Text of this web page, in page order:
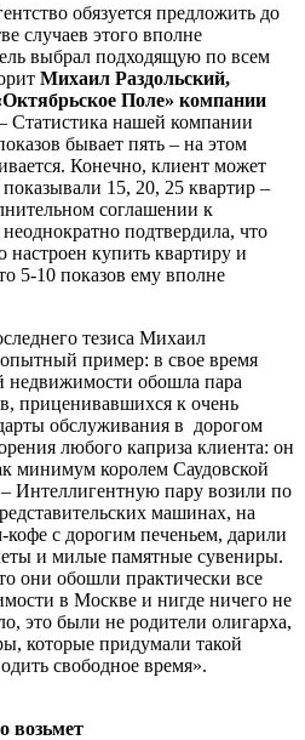
обязуется предложить до
случаев этого вполне
выбрал подходящую по всем
Михаил Раздольский,
Поле» компании
Статистика нашей компании
бывает пять – на этом
Конечно, клиент может
15, 20, 25 квартир –
соглашении к
подтвердила, что
настроен купить квартиру и
5-10 показов ему вполне
тезиса Михаил
пример: в свое время
недвижимости обошла пара
приценивавшихся к очень
обслуживания в дорогом
любого каприза клиента: он
минимум королем Саудовской
Интеллигентную пару возили по
машинах, на
с дорогим печеньем, дарили
и милые памятные сувениры.
они обошли практически все
в Москве и нигде ничего не
это были не родители олигарха,
которые придумали такой
свободное время».
возьмет